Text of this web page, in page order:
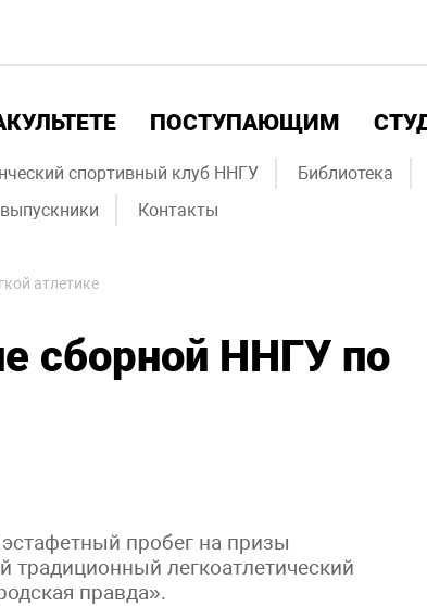
ПОСТУПАЮЩИМ
спортивный клуб ННГУ Библиотека
Контакты
атлетике
сборной ННГУ по
пробег на призы
традиционный легкоатлетический
правда».